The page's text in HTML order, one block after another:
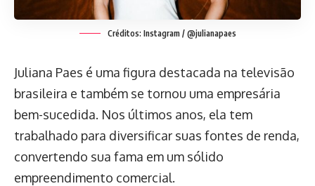
Créditos: Instagram / @julianapaes
Juliana Paes é uma figura destacada na televisão
brasileira e também se tornou uma empresária
bem-sucedida. Nos últimos anos, ela tem
trabalhado para diversificar suas fontes de renda,
convertendo sua fama em um sólido
empreendimento comercial.